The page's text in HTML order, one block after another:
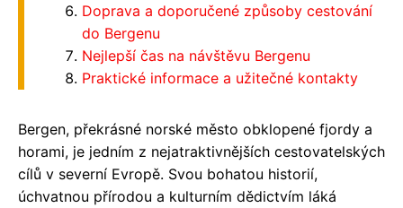
Doprava a doporučené způsoby cestování
do Bergenu
Nejlepší čas na návštěvu Bergenu
Praktické informace a užitečné kontakty
Bergen, překrásné norské město obklopené fjordy a
horami, je jedním z nejatraktivnějších cestovatelských
cílů v severní Evropě. Svou bohatou historií,
úchvatnou přírodou a kulturním dědictvím láká